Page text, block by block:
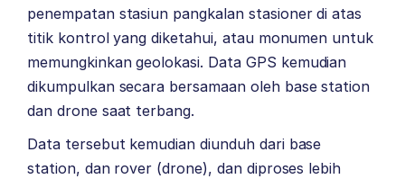
penempatan stasiun pangkalan stasioner di atas
titik kontrol yang diketahui, atau monumen untuk
memungkinkan geolokasi. Data GPS kemudian
dikumpulkan secara bersamaan oleh base station
dan drone saat terbang.
Data tersebut kemudian diunduh dari base
station, dan rover (drone), dan diproses lebih